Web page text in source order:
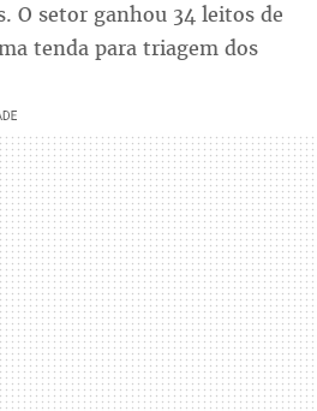
O setor ganhou 34 leitos de
tenda para triagem dos